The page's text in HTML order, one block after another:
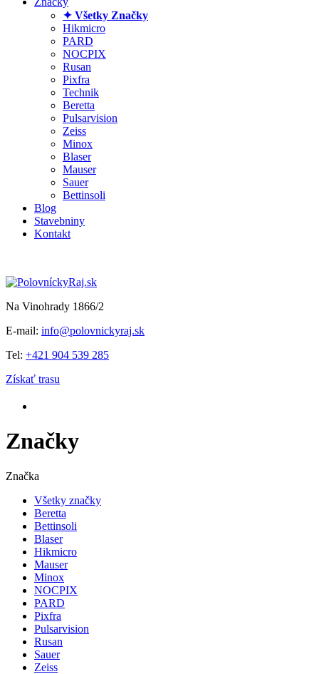
✦ Všetky Značky
Hikmicro
PARD
NOCPIX
Rusan
Pixfra
Technik
Beretta
Pulsarvision
Zeiss
Minox
Blaser
Mauser
Sauer
Bettinsoli
Blog
Stavebniny
Kontakt
Na Vinohrady 1866/2
E-mail: info@polovnickyraj.sk
Tel: +421 904 539 285
Získať trasu
Značky
Značka
Všetky značky
Beretta
Bettinsoli
Blaser
Hikmicro
Mauser
Minox
NOCPIX
PARD
Pixfra
Pulsarvision
Rusan
Sauer
Zeiss